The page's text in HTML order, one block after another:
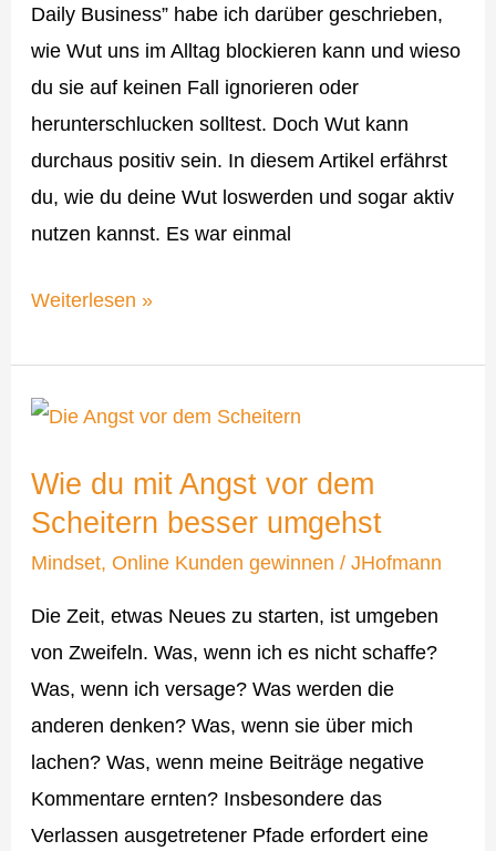
Daily Business” habe ich darüber geschrieben,
wie Wut uns im Alltag blockieren kann und wieso
du sie auf keinen Fall ignorieren oder
herunterschlucken solltest. Doch Wut kann
durchaus positiv sein. In diesem Artikel erfährst
du, wie du deine Wut loswerden und sogar aktiv
nutzen kannst. Es war einmal
Weiterlesen »
Wie du mit Angst vor dem
Scheitern besser umgehst
Mindset,Online Kunden gewinnen /JHofmann
Die Zeit, etwas Neues zu starten, ist umgeben
von Zweifeln. Was, wenn ich es nicht schaffe?
Was, wenn ich versage? Was werden die
anderen denken? Was, wenn sie über mich
lachen? Was, wenn meine Beiträge negative
Kommentare ernten? Insbesondere das
Verlassen ausgetretener Pfade erfordert eine
Wie
mit
Angst
vor
Scheitern
umgehst